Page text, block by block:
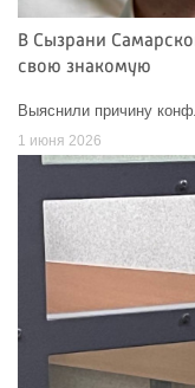
В Сызрани
свою знакомую
Выяснили причину
1 июня 2026